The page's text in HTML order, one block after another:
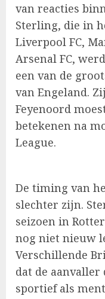
van reacties
Sterling, die in
Liverpool FC,
Arsenal FC,
een van de
van Engeland.
Feyenoord
betekenen na
League.
De timing van
slechter zijn.
seizoen in
nog niet nieuw
Verschillende
dat de aanvaller
sportief als